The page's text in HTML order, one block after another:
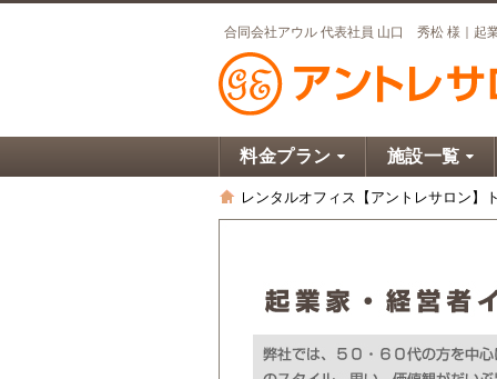
料金プラン 施設一覧
レンタルオフィス【アントレサロン】